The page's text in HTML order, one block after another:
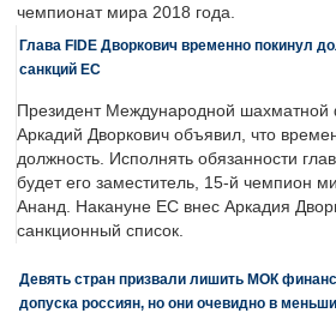
чемпионат мира 2018 года.
Глава FIDE Дворкович временно покинул
санкций ЕС
Президент Международной
Аркадий Дворкович объявил, что
должность. Исполнять обязанности
будет его заместитель, 15-й чемпион
Ананд. Накануне ЕС внес Аркадия
санкционный список.
Девять стран призвали лишить МОК
допуска россиян, но они очевидно в